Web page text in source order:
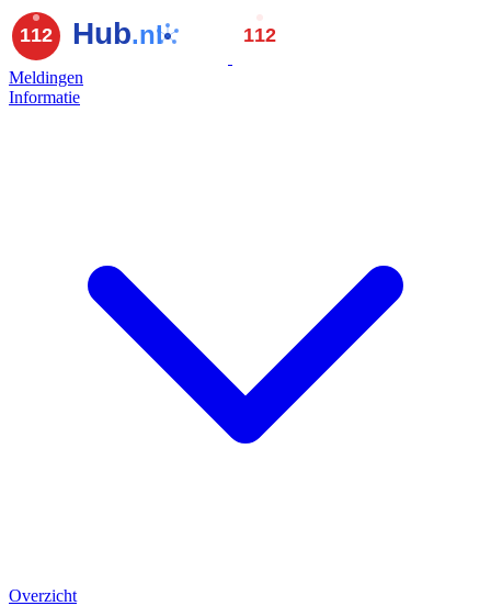
Meldingen
Informatie
Overzicht